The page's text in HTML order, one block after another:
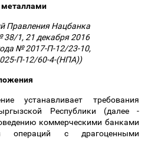
Правления Нацбанка
1, 21 декабря 2016
№ 2017-П-12/23-10,
П-12/60-4-(НПА))
устанавливает требования
Республики (далее -
коммерческими банками
операций с драгоценными